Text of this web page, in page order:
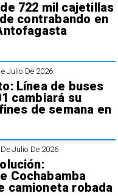
722 mil cajetillas
contrabando en
Julio De 2026
Línea de buses
cambiará su
de semana en
Julio De 2026
Cochabamba
camioneta robada